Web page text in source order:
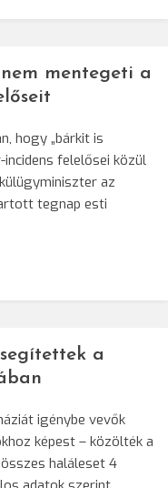
mentegeti a
hogy „bárkit is
felelősei közül
az
tegnap esti
a
igénybe vevők
képest – közölték a
haláleset 4